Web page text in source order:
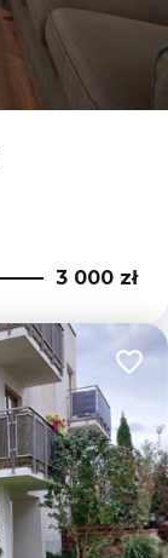
3 000 zł